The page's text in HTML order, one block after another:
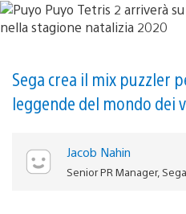
Sega crea il mix puzzler
leggende del mondo dei
Jacob Nahin
Senior PR Manager,